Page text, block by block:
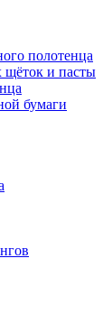
полотенца
щёток и пасты
бумаги